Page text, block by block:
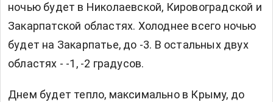
ночью будет в Николаевской, Кировоградской и
Закарпатской областях. Холоднее всего ночью
будет на Закарпатье, до -3. В остальных двух
областях - -1, -2 градусов.
Днем будет тепло, максимально в Крыму, до